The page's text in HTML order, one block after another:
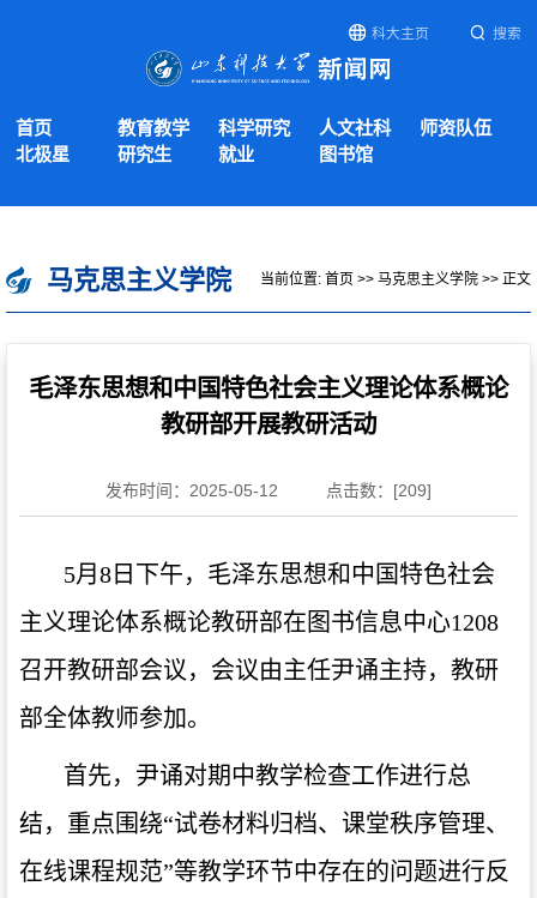
科大主页 搜索
首页 教育教学 科学研究 人文社科
师资队伍
北极星
研究生 就业 图书馆
马克思主义学院 当前位置: 首页 >> 马克思主义学院 >> 正文
毛泽东思想和中国特色社会主义理论体系概论
教研部开展教研活动
发布时间：2025-05-12 点击数：[209]
5月 8 日下午，毛泽东思想和中国特色社会
主义理论体系概论教研部在图书信息中心1208
召开教研部会议，会议由主任尹诵主持，教研
部全体教师参加。
首先，尹诵对期中教学检查工作进行总
结，重点围绕“试卷材料归档、课堂秩序管理、
在线课程规范”等教学环节中存在的问题进行反